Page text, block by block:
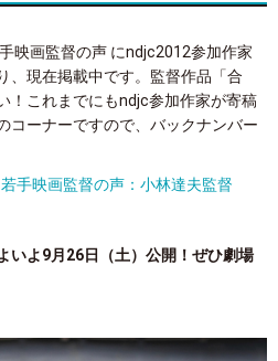
映画監督の声 にndjc2012参加作家
、現在掲載中です。監督作品「合
！これまでにもndjc参加作家が寄稿
コーナーですので、バックナンバー
手映画監督の声：小林達夫監督
よ9月26日（土）公開！ぜひ劇場